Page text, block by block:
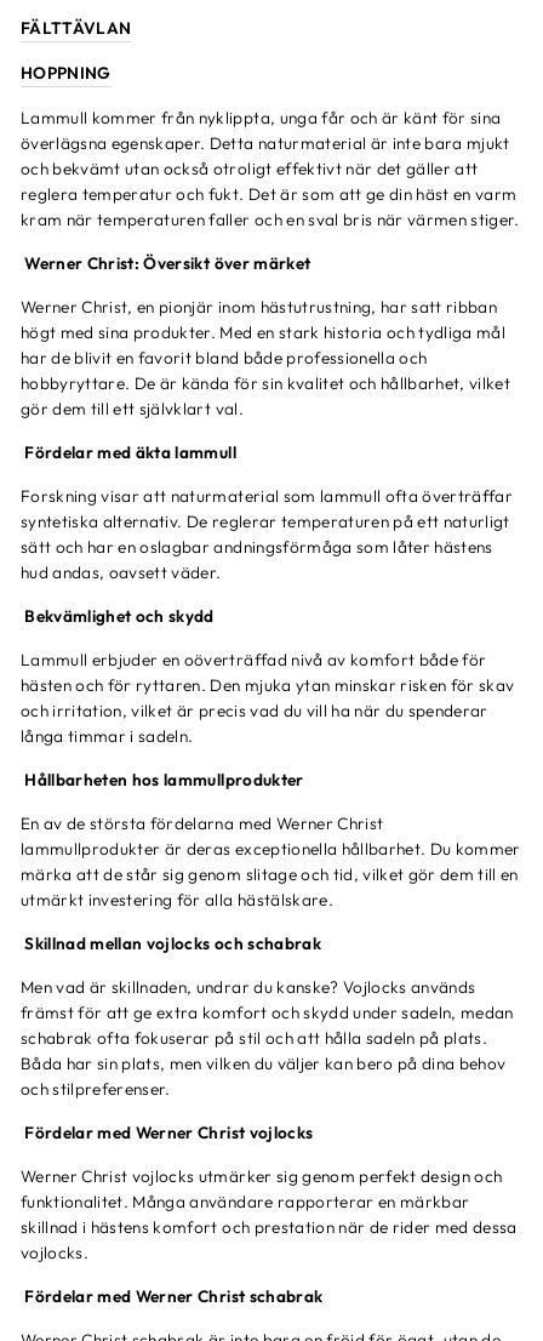
FÄLTTÄVLAN
HOPPNING
Lammull kommer från nyklippta, unga får och är känt för sina
överlägsna egenskaper. Detta naturmaterial är inte bara mjukt
och bekvämt utan också otroligt effektivt när det gäller att
reglera temperatur och fukt. Det är som att ge din häst en varm
kram när temperaturen faller och en sval bris när värmen stiger.
Werner Christ: Översikt över märket
Werner Christ, en pionjär inom hästutrustning, har satt ribban
högt med sina produkter. Med en stark historia och tydliga mål
har de blivit en favorit bland både professionella och
hobbyryttare. De är kända för sin kvalitet och hållbarhet, vilket
gör dem till ett självklart val.
Fördelar med äkta lammull
Forskning visar att naturmaterial som lammull ofta överträffar
syntetiska alternativ. De reglerar temperaturen på ett naturligt
sätt och har en oslagbar andningsförmåga som låter hästens
hud andas, oavsett väder.
Bekvämlighet och skydd
Lammull erbjuder en oöverträffad nivå av komfort både för
hästen och för ryttaren. Den mjuka ytan minskar risken för skav
och irritation, vilket är precis vad du vill ha när du spenderar
långa timmar i sadeln.
Hållbarheten hos lammullprodukter
En av de största fördelarna med Werner Christ
lammullprodukter är deras exceptionella hållbarhet. Du kommer
märka att de står sig genom slitage och tid, vilket gör dem till en
utmärkt investering för alla hästälskare.
Skillnad mellan vojlocks och schabrak
Men vad är skillnaden, undrar du kanske? Vojlocks används
främst för att ge extra komfort och skydd under sadeln, medan
schabrak ofta fokuserar på stil och att hålla sadeln på plats.
Båda har sin plats, men vilken du väljer kan bero på dina behov
och stilpreferenser.
Fördelar med Werner Christ vojlocks
Werner Christ vojlocks utmärker sig genom perfekt design och
funktionalitet. Många användare rapporterar en märkbar
skillnad i hästens komfort och prestation när de rider med dessa
vojlocks.
Fördelar med Werner Christ schabrak